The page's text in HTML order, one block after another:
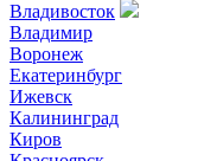
Владивосток
Владимир
Воронеж
Екатеринбург
Ижевск
Калининград
Киров